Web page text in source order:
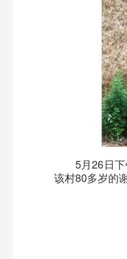
5月26日
该村80多岁的